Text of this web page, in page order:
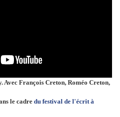
Avec François Creton, Roméo Creton,
le cadre du festival de l'écrit à